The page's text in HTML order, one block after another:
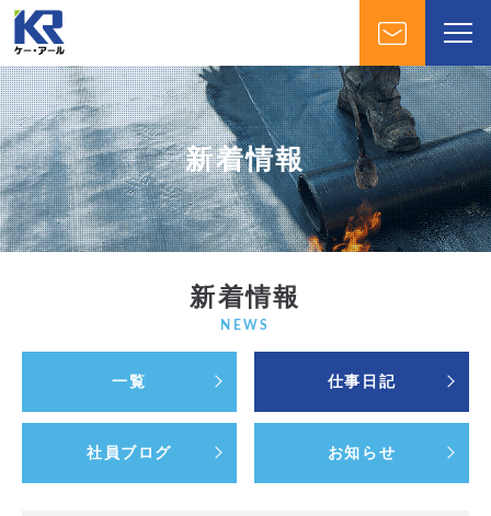
新着情報
新着情報
NEWS
一覧 仕事日記
社員ブログ お知らせ